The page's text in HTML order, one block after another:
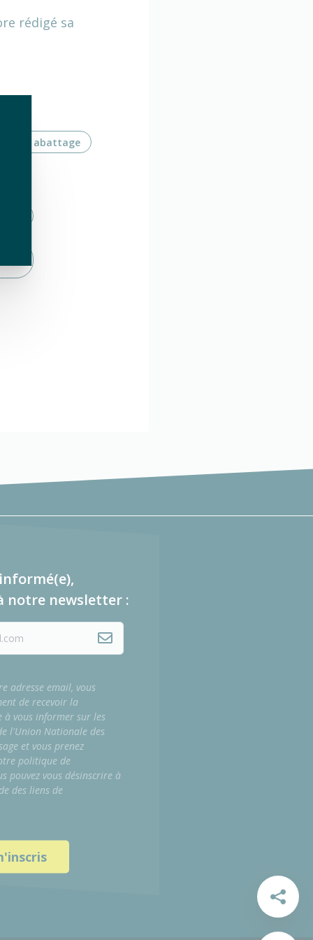
rédigé sa
et abattage
notre newsletter :
adresse email, vous
de recevoir la
à vous informer sur les
l'Union Nationale des
et vous prenez
politique de
pouvez vous désinscrire à
des liens de